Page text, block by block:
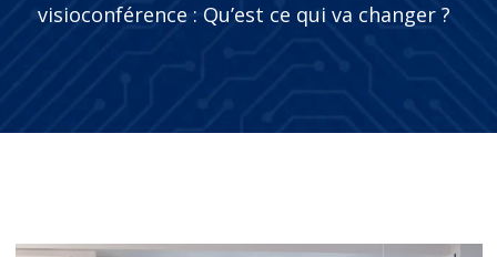
visioconférence : Qu’est ce qui va changer ?